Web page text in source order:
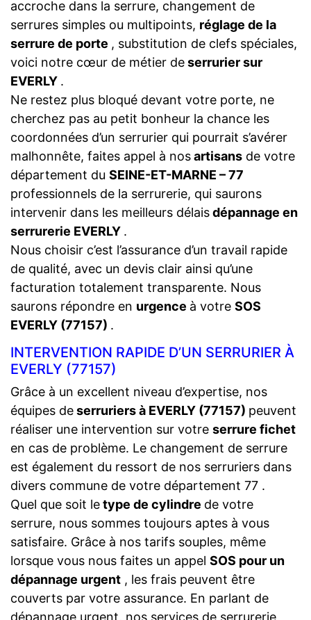
accroche dans la serrure, changement de
serrures simples ou multipoints, réglage de la
serrure de porte , substitution de clefs spéciales,
voici notre cœur de métier deserrurier sur
EVERLY .
Ne restez plus bloqué devant votre porte, ne
cherchez pas au petit bonheur la chance les
coordonnées d’un serrurier qui pourrait s’avérer
malhonnête, faites appel à nosartisans de votre
département du SEINE-ET-MARNE – 77
professionnels de la serrurerie, qui saurons
intervenir dans les meilleurs délaisdépannage en
serrurerie EVERLY .
Nous choisir c’est l’assurance d’un travail rapide
de qualité, avec un devis clair ainsi qu’une
facturation totalement transparente. Nous
saurons répondre en urgence à votre SOS
EVERLY (77157) .
INTERVENTION RAPIDE D’UN SERRURIER À
EVERLY (77157)
Grâce à un excellent niveau d’expertise, nos
équipes deserruriers à EVERLY (77157) peuvent
réaliser une intervention sur votre serrure fichet
en cas de problème. Le changement de serrure
est également du ressort de nos serruriers dans
divers commune de votre département 77 .
Quel que soit letype de cylindre de votre
serrure, nous sommes toujours aptes à vous
satisfaire. Grâce à nos tarifs souples, même
lorsque vous nous faites un appel SOS pour un
dépannage urgent , les frais peuvent être
couverts par votre assurance. En parlant de
dépannage urgent, nos services de serrurerie